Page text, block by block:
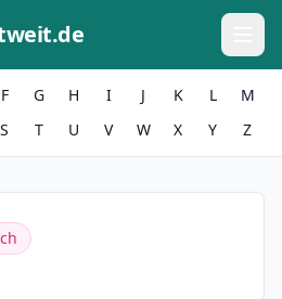
F G H I J K L
M
S T U V W X Y Z